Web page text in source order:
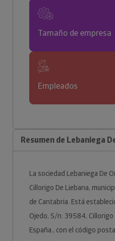
Tamaño de empresa
Empleados
Resumen de Lebaniega
La sociedad Lebaniega De
Cillorigo De Liebana,
de Cantabria. Está
Ojedo, S/n. 39584,
España., con el código